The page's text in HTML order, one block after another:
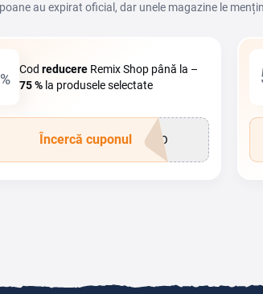
au expirat oficial, dar unele magazine le
%
Cod reducere Remix Shop până la –
75 % la produsele selectate
OMO
Încercă cuponul